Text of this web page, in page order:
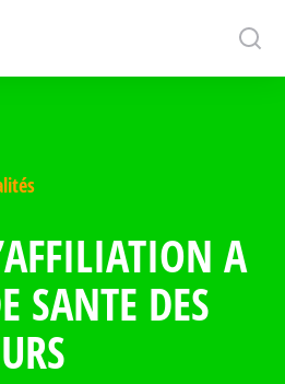
A
SANTE DES